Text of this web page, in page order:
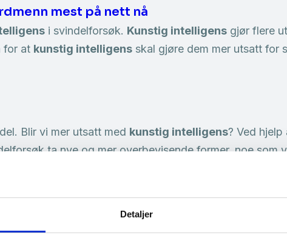
Detaljer
mest på nett nå
i svindelforsøk. Kunstig intelligens gjør flere
for at kunstig intelligens skal gjøre dem mer utsatt for
Blir vi mer utsatt med kunstig intelligens? Ved hjelp
ta nye og mer overbevisende former, noe som
til årets viktigste konferanse om ID-